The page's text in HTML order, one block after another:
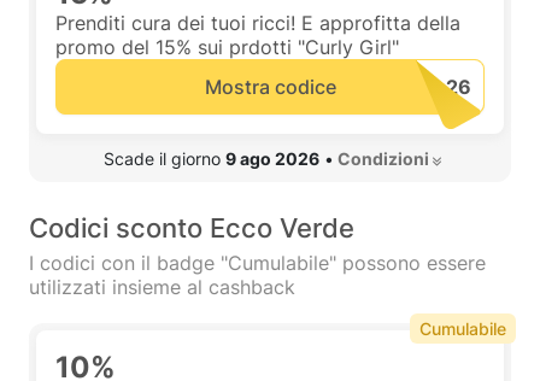
Prenditi cura dei tuoi ricci! E approfitta della
promo del 15% sui prdotti "Curly Girl"
Mostra codice
Scade il giorno 9 ago 2026 • Condizioni
Codici sconto Ecco Verde
I codici con il badge "Cumulabile" possono essere
utilizzati insieme al cashback
10%
Cumulabile